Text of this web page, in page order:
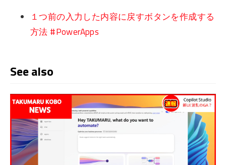
１つ前の入力した内容に戻すボタンを作成する
方法 #PowerApps
See also